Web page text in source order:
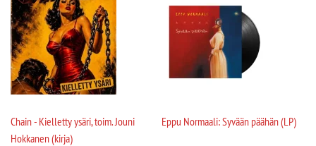
Chain - Kielletty ysäri, toim. Jouni
Hokkanen (kirja)
Eppu Normaali: Syvään päähän (LP)